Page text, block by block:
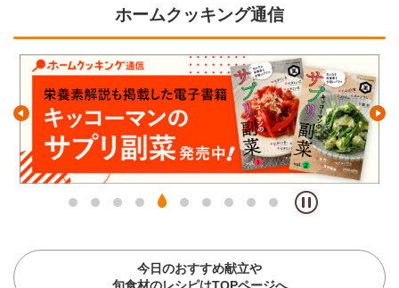
ホームクッキング通信
今日のおすすめ献立や